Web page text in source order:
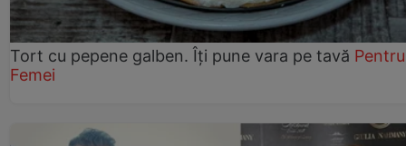
Tort cu pepene galben. Îți pune vara pe tavă Pentru
Femei